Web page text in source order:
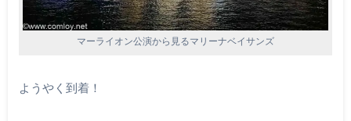
マーライオン公演から見るマリーナベイサンズ
ようやく到着！